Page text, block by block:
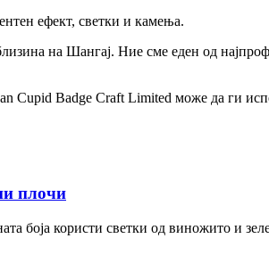
ефект, светки и камења.
на Шангај. Ние сме еден од
Cupid Badge Craft Limited може да ги
плочи
боја користи светки од виножито и